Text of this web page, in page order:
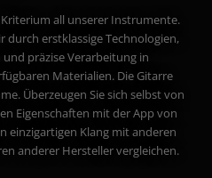
all unserer Instrumente.
durch erstklassige Technologien,
präzise Verarbeitung in
Materialien. Die Gitarre
Überzeugen Sie sich selbst von
Eigenschaften mit der App von
einzigartigen Klang mit anderen
anderer Hersteller vergleichen.